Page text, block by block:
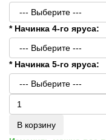
* Начинка 4-го яруса:
* Начинка 5-го яруса:
В корзину